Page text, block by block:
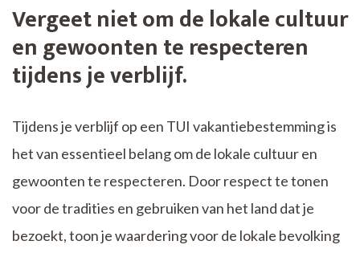
Vergeet niet om de lokale cultuur
en gewoonten te respecteren
tijdens je verblijf.
Tijdens je verblijf op een TUI vakantiebestemming is
het van essentieel belang om de lokale cultuur en
gewoonten te respecteren. Door respect te tonen
voor de tradities en gebruiken van het land dat je
bezoekt, toon je waardering voor de lokale bevolking